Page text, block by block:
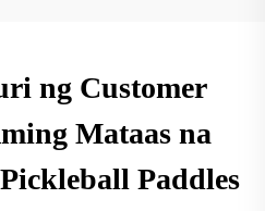
ng Customer
Mataas na
Paddles